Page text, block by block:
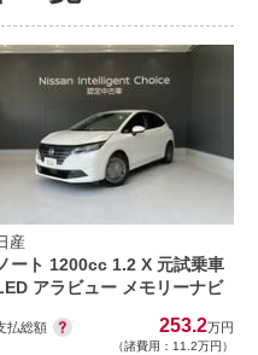
産
ート 1200cc 1.2 X 元試乗車
アラビュー メモリーナビ
払総額 253.2万円
（諸費用：11.2万円）